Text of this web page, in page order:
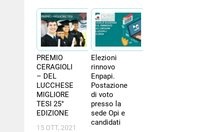
PREMIO
CERAGIOLI
– DEL
LUCCHESE
MIGLIORE
TESI 25°
EDIZIONE
15 OTT, 2021
Elezioni
rinnovo
Enpapi.
Postazione
di voto
presso la
sede Opi e
candidati